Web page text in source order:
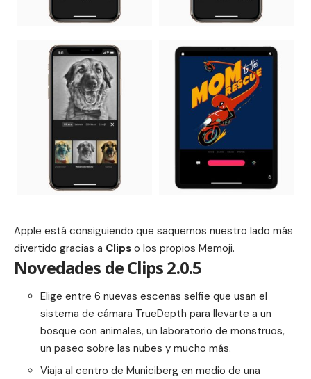
Apple está consiguiendo que saquemos nuestro lado más
divertido gracias a Clips o los propios Memoji.
Novedades de Clips 2.0.5
Elige entre 6 nuevas escenas selfie que usan el
sistema de cámara TrueDepth para llevarte a un
bosque con animales, un laboratorio de monstruos,
un paseo sobre las nubes y mucho más.
Viaja al centro de Municiberg en medio de una